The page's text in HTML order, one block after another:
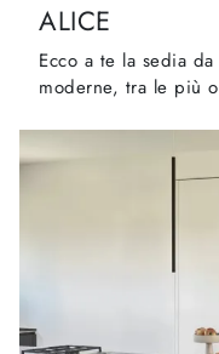
ALICE
Ecco a te la sedia
moderne, tra le più